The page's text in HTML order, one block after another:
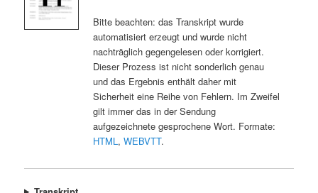
Bitte beachten: das Transkript wurde
automatisiert erzeugt und wurde nicht
nachträglich gegengelesen oder korrigiert.
Dieser Prozess ist nicht sonderlich genau
und das Ergebnis enthält daher mit
Sicherheit eine Reihe von Fehlern. Im Zweifel
gilt immer das in der Sendung
aufgezeichnete gesprochene Wort. Formate:
HTML, WEBVTT.